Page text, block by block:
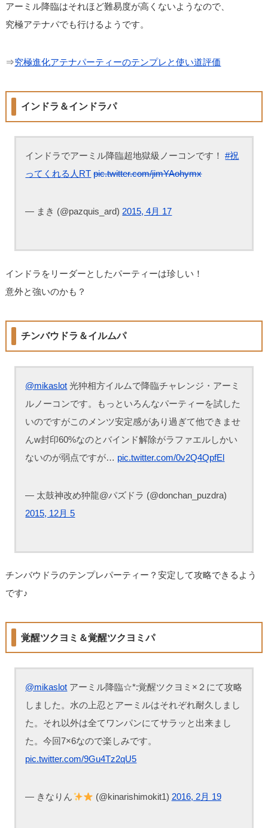
アーミル降臨はそれほど難易度が高くないようなので、
究極アテナパでも行けるようです。
⇒究極進化アテナパーティーのテンプレと使い道評価
インドラ＆インドラパ
インドラでアーミル降臨超地獄級ノーコンです！#祝
ってくれる人RT pic.twitter.com/jimYAohymx
— まき (@pazquis_ard) 2015, 4月 17
インドラをリーダーとしたパーティーは珍しい！
意外と強いのかも？
チンバウドラ＆イルムパ
@mikaslot 光狆相方イルムで降臨チャレンジ・アーミ
ルノーコンです。もっといろんなパーティーを試した
いのですがこのメンツ安定感があり過ぎて他できませ
んw封印60%なのとバインド解除がラファエルしかい
ないのが弱点ですが… pic.twitter.com/0v2Q4QpfEl
— 太鼓神改め狆龍@パズドラ (@donchan_puzdra)
2015, 12月 5
チンバウドラのテンプレパーティー？安定して攻略できるよう
です♪
覚醒ツクヨミ＆覚醒ツクヨミパ
@mikaslot アーミル降臨☆*:覚醒ツクヨミ×２にて攻略
しました。水の上忍とアーミルはそれぞれ耐久しまし
た。それ以外は全てワンパンにてサラッと出来まし
た。今回7×6なので楽しみです。
pic.twitter.com/9Gu4Tz2qU5
— きなりん (@kinarishimokit1) 2016, 2月 19